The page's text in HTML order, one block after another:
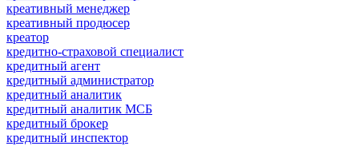
креативный менеджер
креативный продюсер
креатор
кредитно-страховой специалист
кредитный агент
кредитный администратор
кредитный аналитик
кредитный аналитик МСБ
кредитный брокер
кредитный инспектор